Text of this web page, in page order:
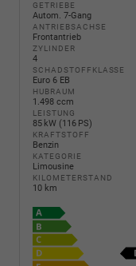
GETRIEBE
Autom. 7-Gang
ANTRIEBSACHSE
Frontantrieb
ZYLINDER
4
SCHADSTOFFKLASSE
Euro 6 EB
HUBRAUM
1.498 ccm
LEISTUNG
85 kW (116 PS)
KRAFTSTOFF
Benzin
KATEGORIE
Limousine
KILOMETERSTAND
10 km